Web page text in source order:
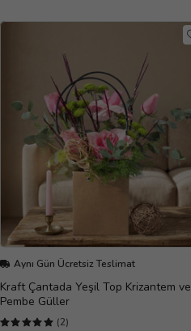
Aynı Gün Ücretsiz Teslimat
Kraft Çantada Yeşil Top Krizantem ve
Pembe Güller
(2)